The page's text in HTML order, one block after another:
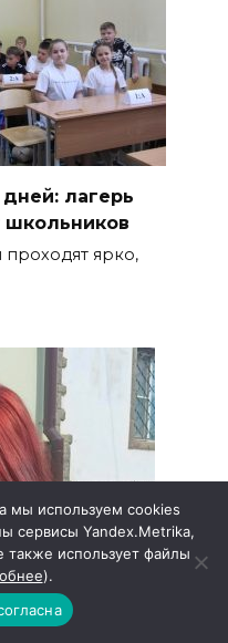
лагерь
проходят ярко,
мы используем cookies
сервисы Yandex.Metrika,
также использует файлы
).